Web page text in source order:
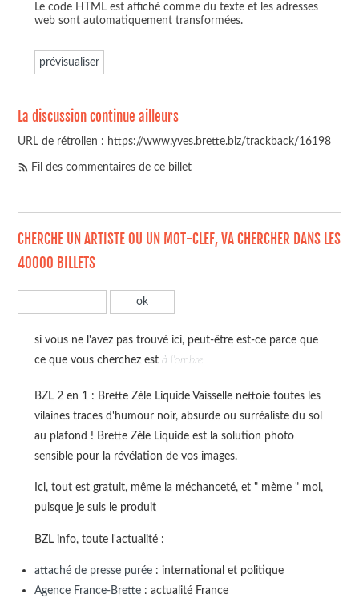
Le code HTML est affiché comme du texte et les adresses
web sont automatiquement transformées.
La discussion continue ailleurs
URL de rétrolien : https://www.yves.brette.biz/trackback/16198
Fil des commentaires de ce billet
CHERCHE UN ARTISTE OU UN MOT-CLEF, VA CHERCHER DANS LES
40000 BILLETS
si vous ne l'avez pas trouvé ici, peut-être est-ce parce que
ce que vous cherchez est à l'ombre
BZL 2 en 1 : Brette Zèle Liquide Vaisselle nettoie toutes les
vilaines traces d'humour noir, absurde ou surréaliste du sol
au plafond ! Brette Zèle Liquide est la solution photo
sensible pour la révélation de vos images.
Ici, tout est gratuit, même la méchanceté, et " mème " moi,
puisque je suis le produit
BZL info, toute l'actualité :
attaché de presse purée: international et politique
Agence France-Brette: actualité France